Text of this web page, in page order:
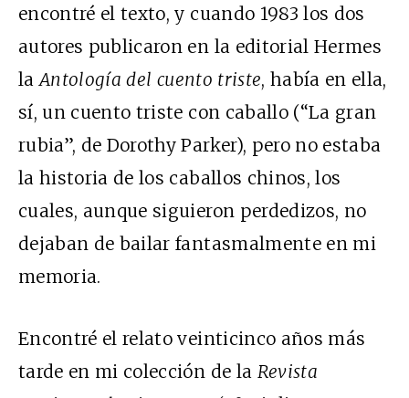
encontré el texto, y cuando 1983 los dos
autores publicaron en la editorial Hermes
laAntología del cuento triste, había en ella,
sí, un cuento triste con caballo (“La gran
rubia”, de Dorothy Parker), pero no estaba
la historia de los caballos chinos, los
cuales, aunque siguieron perdedizos, no
dejaban de bailar fantasmalmente en mi
memoria.
Encontré el relato veinticinco años más
tarde en mi colección de la Revista